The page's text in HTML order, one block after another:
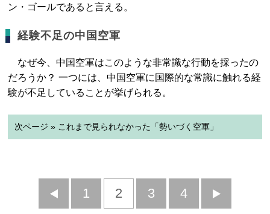
ン・ゴールであると言える。
経験不足の中国空軍
なぜ今、中国空軍はこのような非常識な行動を採ったの
だろうか？ 一つには、中国空軍に国際的な常識に触れる経
験が不足していることが挙げられる。
次ページ » これまで見られなかった「勢いづく空軍」
前
1 2 3 4